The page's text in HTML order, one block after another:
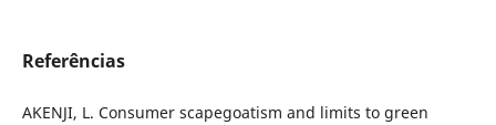
Referências
AKENJI, L. Consumer scapegoatism and limits to green